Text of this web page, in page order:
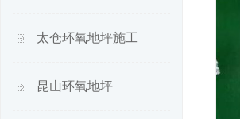
太仓环氧地坪施工
昆山环氧地坪